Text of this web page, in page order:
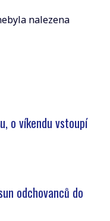
nalezena
o víkendu vstoupí
odchovanců do